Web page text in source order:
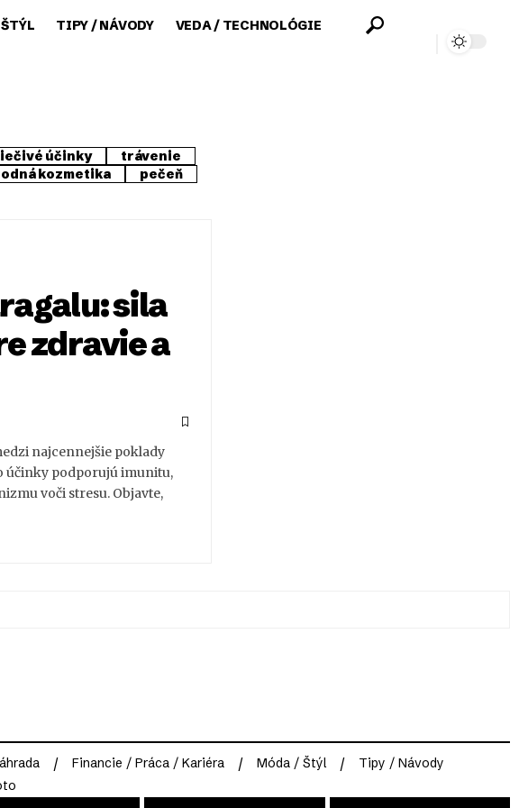
TIPY / NÁVODY VEDA / TECHNOLÓGIE
účinky
trávenie
kozmetika
pečeň
sila
zdravie a
najcennejšie poklady
účinky podporujú imunitu,
voči stresu. Objavte,
Financie / Práca / Kariéra Móda / Štýl
Tipy / Návody